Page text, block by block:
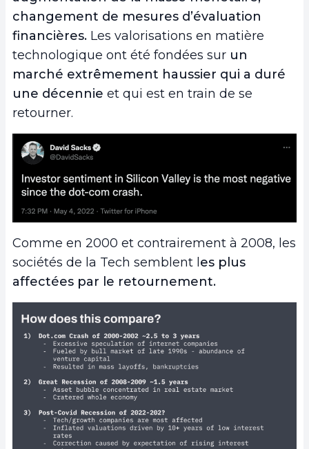
changement de mesures d’évaluation
financières. Les valorisations en matière
technologique ont été fondées sur un
marché extrêmement haussier qui a duré
une décennie et qui est en train de se
retourner.
Comme en 2000 et contrairement à 2008, les
sociétés de la Tech semblent l es plus
affectées par le retournement.